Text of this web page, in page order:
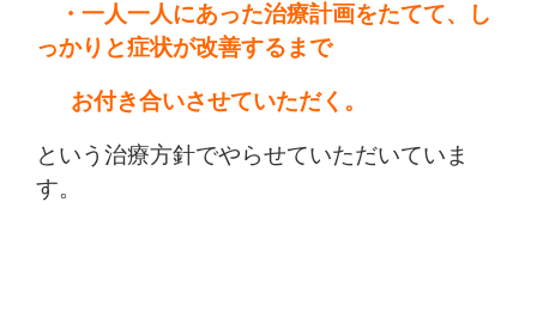
・一人一人にあった治療計画をたてて、し
っかりと症状が改善するまで
お付き合いさせていただく。
という治療方針でやらせていただいていま
す。